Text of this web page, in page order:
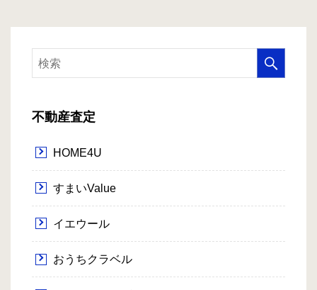
不動産査定
HOME4U
すまいValue
イエウール
おうちクラベル